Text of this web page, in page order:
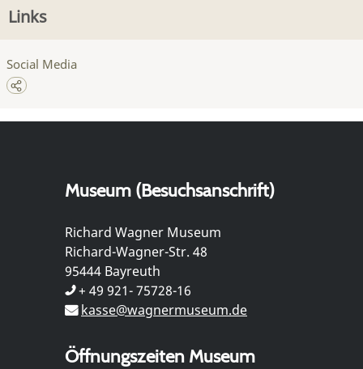
Links
Social Media
Museum (Besuchsanschrift)
Richard Wagner Museum
Richard-Wagner-Str. 48
95444 Bayreuth
+ 49 921- 75728-16
kasse@wagnermuseum.de
Öffnungszeiten Museum